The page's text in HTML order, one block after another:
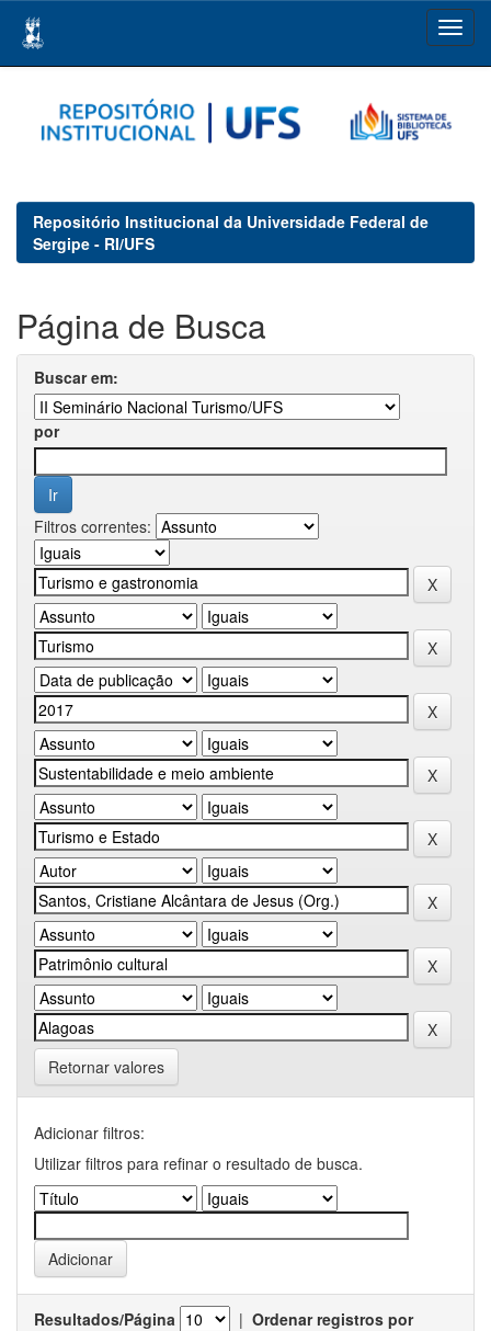
navigation
Repositório Institucional da Universidade Federal de
Sergipe - RI/UFS
Página de Busca
Buscar em:
por
Filtros correntes:
Retornar valores
Adicionar filtros:
Utilizar filtros para refinar o resultado de busca.
Resultados/Página | Ordenar registros por